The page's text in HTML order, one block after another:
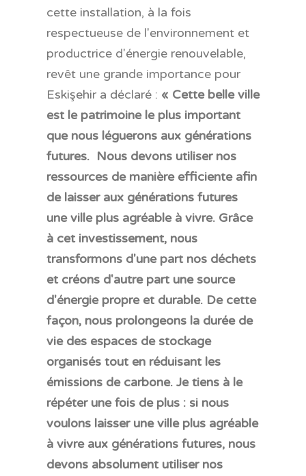
cette installation, à la fois
respectueuse de l'environnement et
productrice d'énergie renouvelable,
revêt une grande importance pour
Eskişehir a déclaré : « Cette belle ville
est le patrimoine le plus important
que nous léguerons aux générations
futures. Nous devons utiliser nos
ressources de manière efficiente afin
de laisser aux générations futures
une ville plus agréable à vivre. Grâce
à cet investissement, nous
transformons d'une part nos déchets
et créons d'autre part une source
d'énergie propre et durable. De cette
façon, nous prolongeons la durée de
vie des espaces de stockage
organisés tout en réduisant les
émissions de carbone. Je tiens à le
répéter une fois de plus : si nous
voulons laisser une ville plus agréable
à vivre aux générations futures, nous
devons absolument utiliser nos